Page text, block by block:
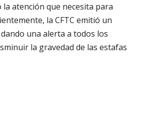
la atención que necesita para
la CFTC emitió un
una alerta a todos los
la gravedad de las estafas